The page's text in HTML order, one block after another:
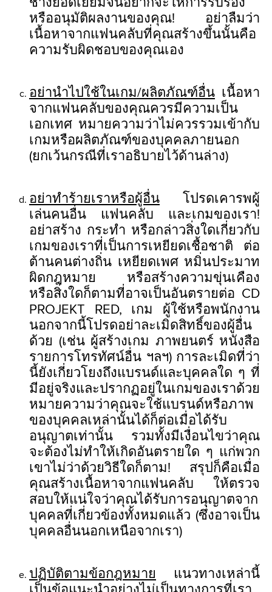
ช่างยอดเยี่ยมจนอยากจะให้การรับรอง
หรืออนุมัติผลงานของคุณ! อย่าลืมว่า
เนื้อหาจากแฟนคลับที่คุณสร้างขึ้นนั้นคือ
ความรับผิดชอบของคุณเอง
อย่านำไปใช้ในเกม/ผลิตภัณฑ์อื่น เนื้อหา
จากแฟนคลับของคุณควรมีความเป็น
เอกเทศ หมายความว่าไม่ควรรวมเข้ากับ
เกมหรือผลิตภัณฑ์ของบุคคลภายนอก
(ยกเว้นกรณีที่เราอธิบายไว้ด้านล่าง)
อย่าทำร้ายเราหรือผู้อื่น โปรดเคารพผู้
เล่นคนอื่น แฟนคลับ และเกมของเรา!
อย่าสร้าง กระทำ หรือกล่าวสิ่งใดเกี่ยวกับ
เกมของเราที่เป็นการเหยียดเชื้อชาติ ต่อ
ต้านคนต่างถิ่น เหยียดเพศ หมิ่นประมาท
ผิดกฎหมาย หรือสร้างความขุ่นเคือง
หรือสิ่งใดก็ตามที่อาจเป็นอันตรายต่อ CD
PROJEKT RED, เกม ผู้ใช้หรือพนักงาน
นอกจากนี้โปรดอย่าละเมิดสิทธิ์ของผู้อื่น
ด้วย (เช่น ผู้สร้างเกม ภาพยนตร์ หนังสือ
รายการโทรทัศน์อื่น ฯลฯ) การละเมิดที่ว่า
นี้ยังเกี่ยวโยงถึงแบรนด์และบุคคลใด ๆ ที่
มีอยู่จริงและปรากฏอยู่ในเกมของเราด้วย
หมายความว่าคุณจะใช้แบรนด์หรือภาพ
ของบุคคลเหล่านั้นได้ก็ต่อเมื่อได้รับ
อนุญาตเท่านั้น รวมทั้งมีเงื่อนไขว่าคุณ
จะต้องไม่ทำให้เกิดอันตรายใด ๆ แก่พวก
เขาไม่ว่าด้วยวิธีใดก็ตาม! สรุปก็คือเมื่อ
คุณสร้างเนื้อหาจากแฟนคลับ ให้ตรวจ
สอบให้แน่ใจว่าคุณได้รับการอนุญาตจาก
บุคคลที่เกี่ยวข้องทั้งหมดแล้ว (ซึ่งอาจเป็น
บุคคลอื่นนอกเหนือจากเรา)
ปฏิบัติตามข้อกฎหมาย แนวทางเหล่านี้